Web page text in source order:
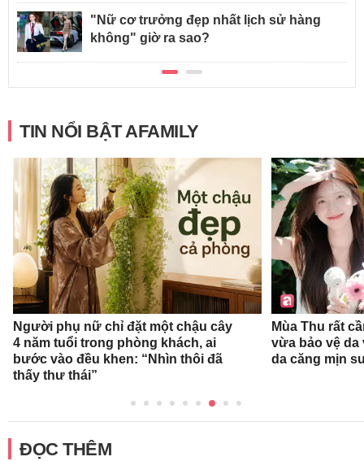
"Nữ cơ trưởng đẹp nhất lịch sử hàng
không" giờ ra sao?
TIN NỔI BẬT AFAMILY
Người phụ nữ chỉ đặt một chậu cây
4 năm tuổi trong phòng khách, ai
bước vào đều khen: “Nhìn thôi đã
thấy thư thái”
Mùa Thu rất
vừa bảo vệ
da căng mịn
ĐỌC THÊM